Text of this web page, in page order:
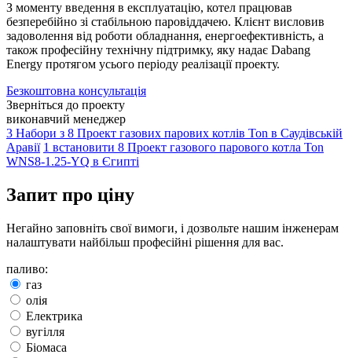
З моменту введення в експлуатацію, котел працював
безперебійно зі стабільною паровіддачею. Клієнт висловив
задоволення від роботи обладнання, енергоефективність, а
також професійну технічну підтримку, яку надає Dabang
Energy протягом усього періоду реалізації проекту.
Безкоштовна консультація
Зверніться до проекту
виконавчий менеджер
3 Набори з 8 Проект газових парових котлів Ton в Саудівській
Аравії 1 встановити 8 Проект газового парового котла Ton
WNS8-1.25-YQ в Єгипті
Запит про ціну
Негайно заповніть свої вимоги, і дозвольте нашим інженерам
налаштувати найбільш професійні рішення для вас.
паливо:
газ
олія
Електрика
вугілля
Біомаса